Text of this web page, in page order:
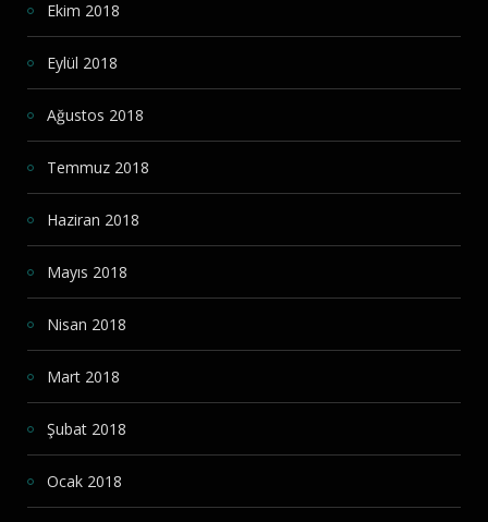
Ekim 2018
Eylül 2018
Ağustos 2018
Temmuz 2018
Haziran 2018
Mayıs 2018
Nisan 2018
Mart 2018
Şubat 2018
Ocak 2018